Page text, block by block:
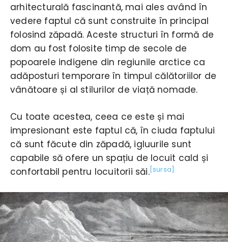
arhitecturală fascinantă, mai ales având în
vedere faptul că sunt construite în principal
folosind zăpadă. Aceste structuri în formă de
dom au fost folosite timp de secole de
popoarele indigene din regiunile arctice ca
adăposturi temporare în timpul călătoriilor de
vânătoare și al stilurilor de viață nomade.
Cu toate acestea, ceea ce este și mai
impresionant este faptul că, în ciuda faptului
că sunt făcute din zăpadă, igluurile sunt
capabile să ofere un spațiu de locuit cald și
confortabil pentru locuitorii săi. [sursa]